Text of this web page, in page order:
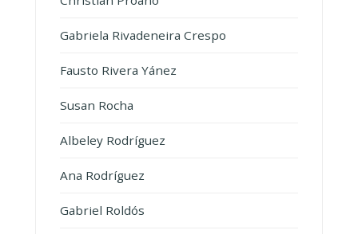
Gabriela Rivadeneira Crespo
Fausto Rivera Yánez
Susan Rocha
Albeley Rodríguez
Ana Rodríguez
Gabriel Roldós